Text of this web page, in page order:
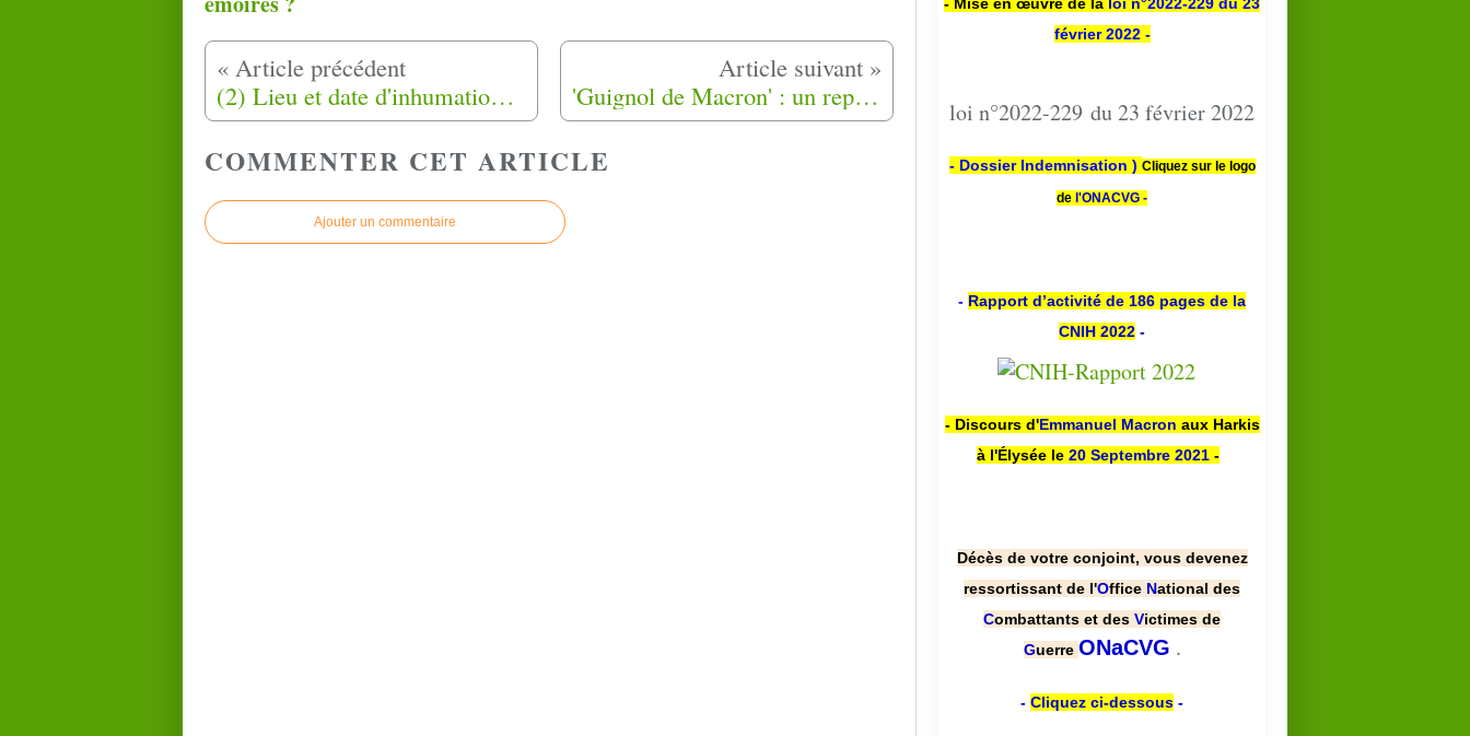
(2) Lieu et date d'inhu­ma­tion de M Mohamed Hadj Boaza, : à Barbezieux Saint-Hilaire (16300 ) 'Guignol de Macron' : un représentant d’association Harkis, proche du RN, poursuivi pour avoir outragé l’ex député du Lot-et-Garonne
COMMENTER CET ARTICLE
Ajouter un commentaire
février 2022 -
loi n°2022-229 du 23 février 2022
- Dossier Indemnisation ) Cliquez sur le logo
de l'ONACVG -
- Rapport d’activité de 186 pages de la
CNIH 2022 -
- Discours d'Emmanuel Macron aux Harkis
à l'Élysée le 20 Septembre 2021 -
Décès de votre conjoint, vous devenez
ressortissant de l'Office National des
Combattants et des Victimes de
Guerre ONaCVG .
- Cliquez ci-dessous -